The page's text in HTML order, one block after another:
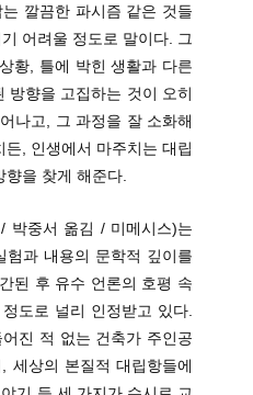
깔끔한 파시즘 같은 것들
어려울 정도로 말이다. 그
황, 틀에 박힌 생활과 다른
방향을 고집하는 것이 오히
나고, 그 과정을 잘 소화해
, 인생에서 마주치는 대립
을 찾게 해준다.
박중서 옮김 / 미메시스)는
험과 내용의 문학적 깊이를
된 후 유수 언론의 호평 속
도로 널리 인정받고 있다.
진 적 없는 건축가 주인공
세상의 본질적 대립항들에